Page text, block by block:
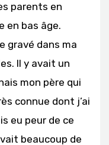
parents en
en bas âge.
gravé dans ma
Il y avait un
mon père qui
connue dont j’ai
eu peur de ce
beaucoup de